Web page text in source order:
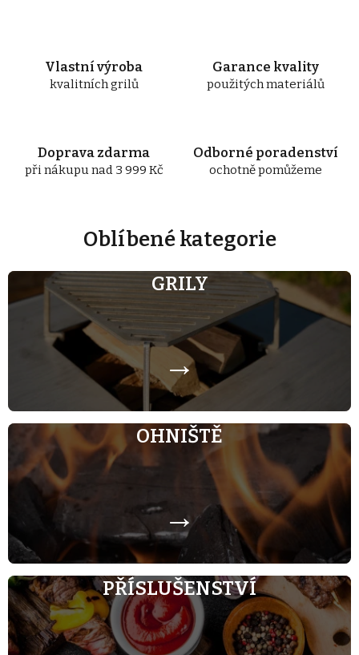
Vlastní výroba
kvalitních grilů
Garance kvality
použitých materiálů
Doprava zdarma
při nákupu nad 3 999 Kč
Odborné poradenství
ochotně pomůžeme
Oblíbené kategorie
GRILY
→
OHNIŠTĚ
→
PŘÍSLUŠENSTVÍ